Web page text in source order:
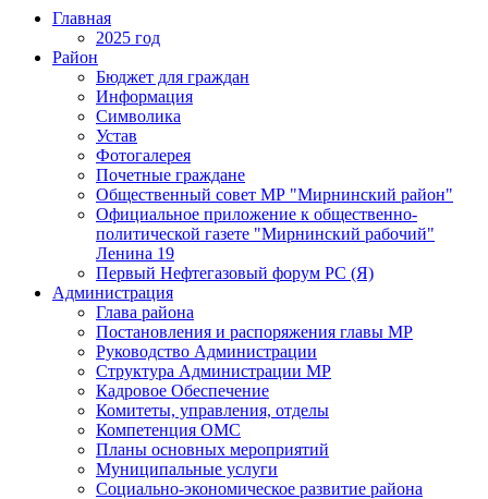
Главная
2025 год
Район
Бюджет для граждан
Информация
Символика
Устав
Фотогалерея
Почетные граждане
Общественный совет МР "Мирнинский район"
Официальное приложение к общественно-
политической газете "Мирнинский рабочий"
Ленина 19
Первый Нефтегазовый форум РС (Я)
Администрация
Глава района
Постановления и распоряжения главы МР
Руководство Администрации
Структура Администрации МР
Кадровое Обеспечение
Комитеты, управления, отделы
Компетенция ОМС
Планы основных мероприятий
Муниципальные услуги
Социально-экономическое развитие района